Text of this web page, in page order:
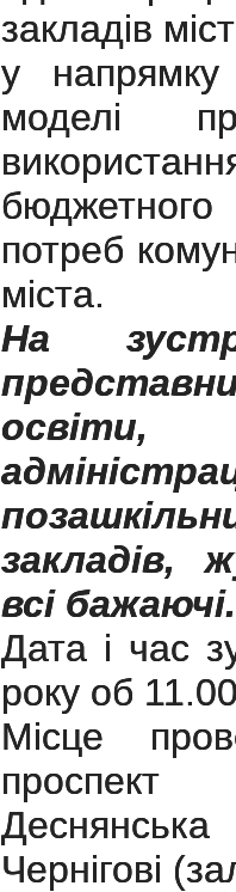
закладів
у напрямку
моделі
потреб
міста.
На
закладів,
всі бажаючі.
Дата і час
року об
Місце
Чернігові